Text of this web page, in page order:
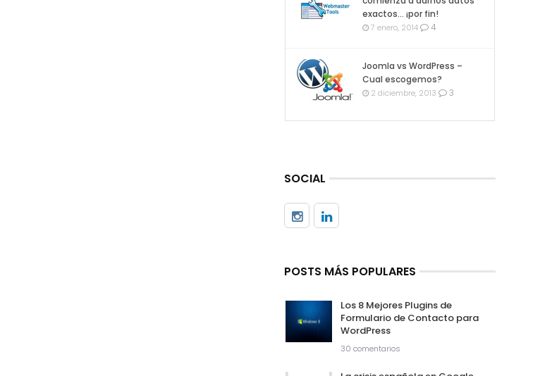
exactos… ¡por fin!
7 enero, 2014 4
Joomla vs WordPress –
Cual escogemos?
2 diciembre, 2013 3
SOCIAL
POSTS MÁS POPULARES
Los 8 Mejores Plugins de
Formulario de Contacto para
WordPress
30 comentarios